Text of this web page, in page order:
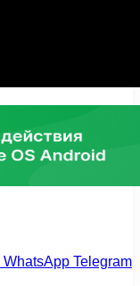
WhatsApp Telegram